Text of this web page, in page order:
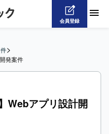
会員登録
>
発案件
Webアプリ設計開